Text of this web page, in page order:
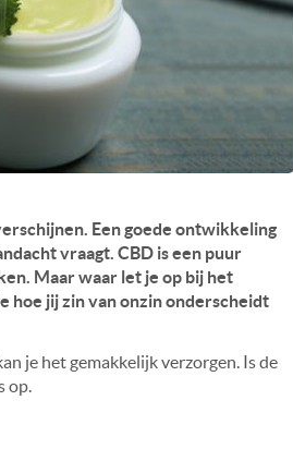
Een goede ontwikkeling
vraagt. CBD is een puur
Maar waar let je op bij het
hoe jij zin van onzin onderscheidt
je het gemakkelijk verzorgen. Is de
op.